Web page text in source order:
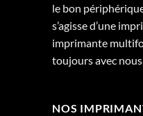
le bon
s’agisse d’une
imprimante
toujours avec nous.
NOS